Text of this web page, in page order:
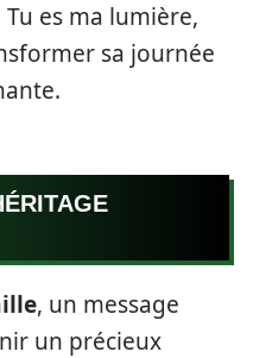
es ma lumière,
sa journée
, un message
un précieux